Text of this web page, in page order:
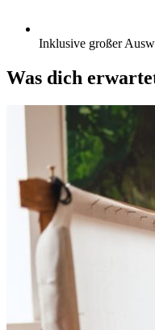
Inklusive großer
Was dich